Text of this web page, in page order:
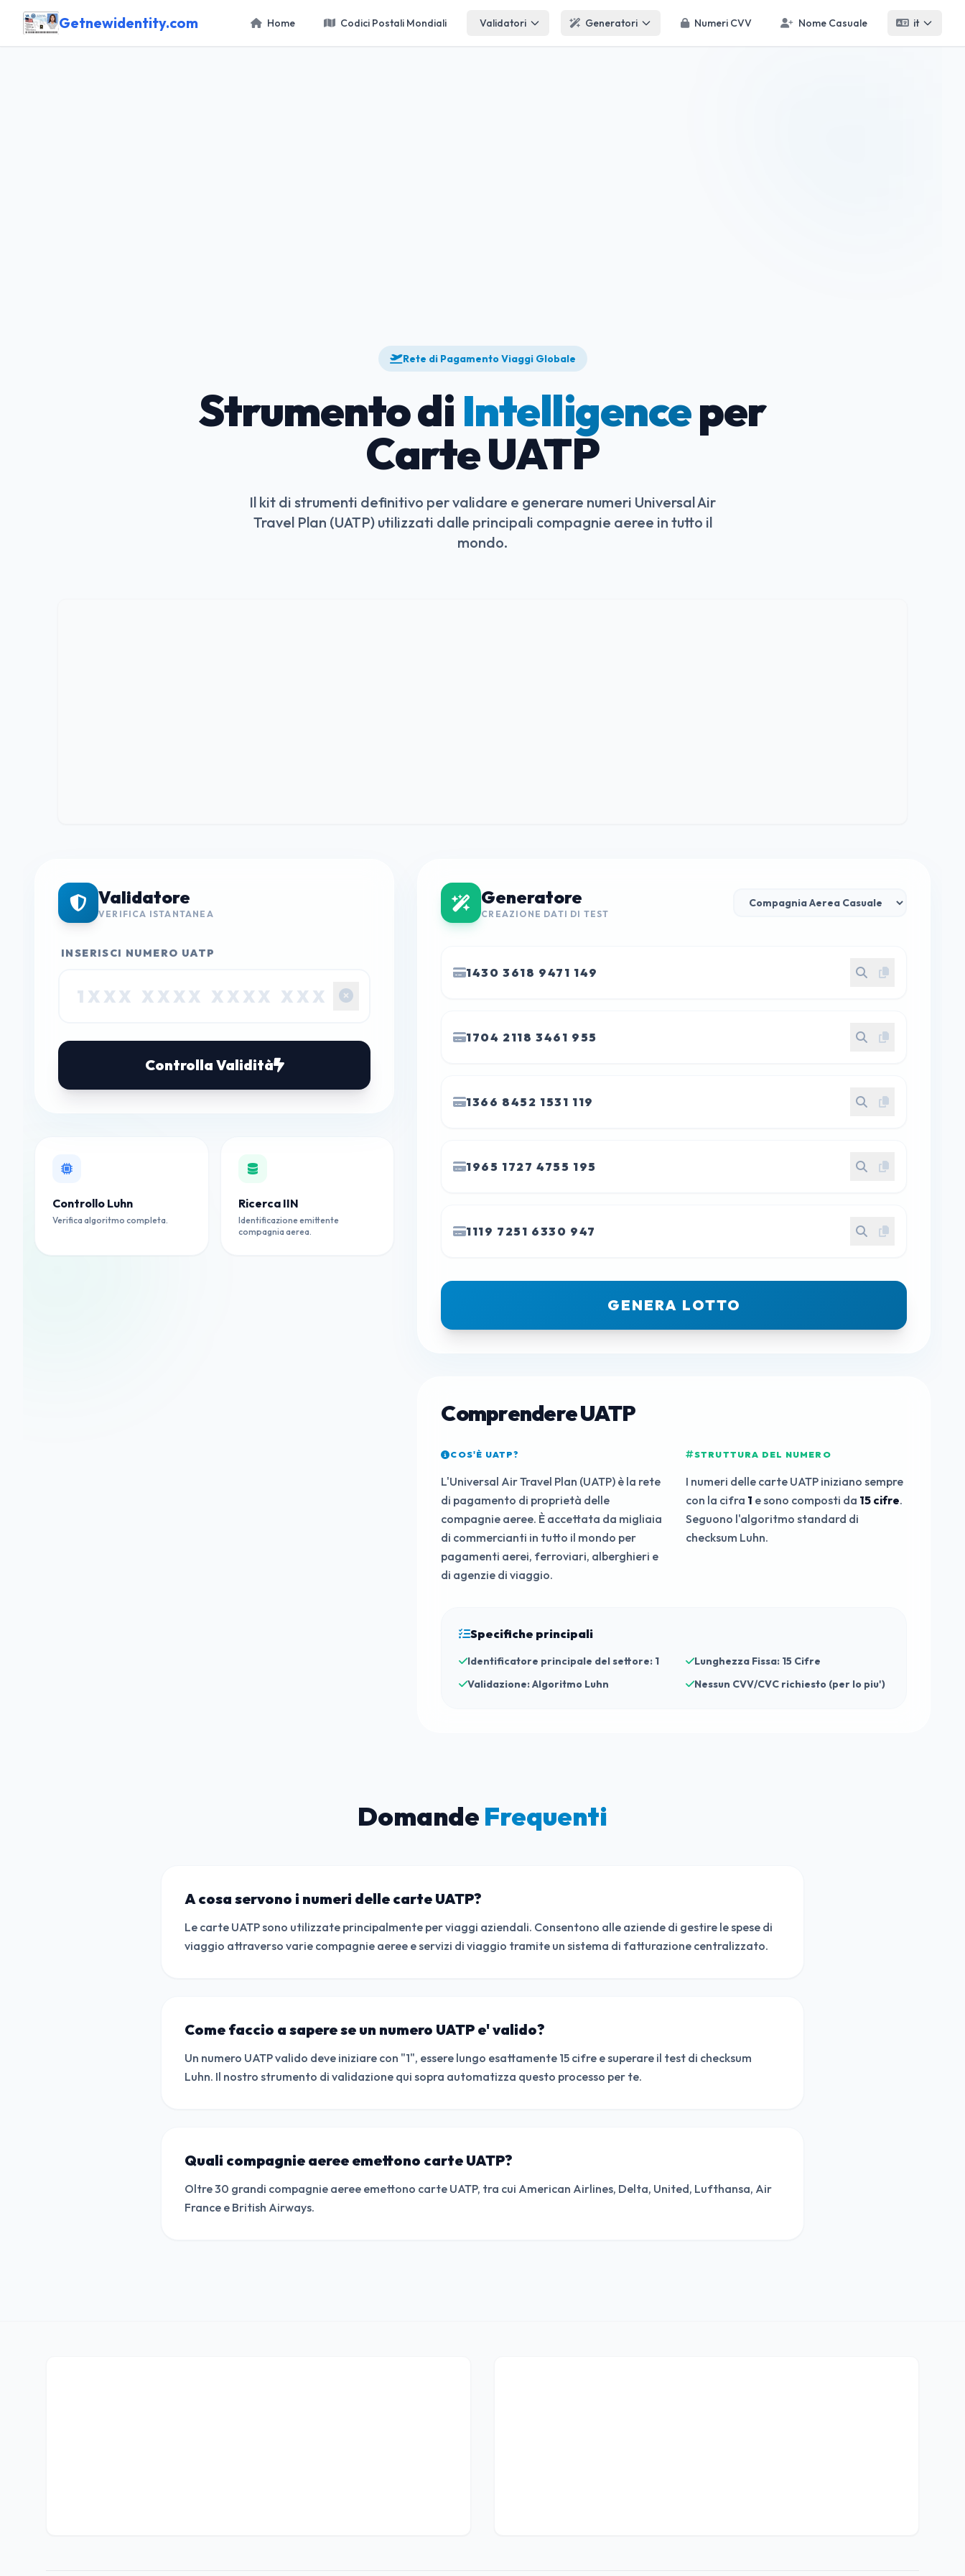
Getnewidentity.com Home Codici Postali Mondiali Validatori Generatori Numeri CVV Nome Casuale it
Rete di Pagamento Viaggi Globale
Strumento diIntelligenceper
Carte UATP
Il kit di strumenti definitivo per validare e generare numeri Universal Air
Travel Plan (UATP) utilizzati dalle principali compagnie aeree in tutto il
mondo.
Validatore
VERIFICA ISTANTANEA
INSERISCI NUMERO UATP
Controlla Validità
Controllo Luhn
Verifica algoritmo completa.
Ricerca IIN
Identificazione emittente
compagnia aerea.
Generatore
CREAZIONE DATI DI TEST
1430 3618 9471 149
1704 2118 3461 955
1366 8452 1531 119
1965 1727 4755 195
1119 7251 6330 947
GENERA LOTTO
Comprendere UATP
COS'È UATP?
L'Universal Air Travel Plan (UATP) è la rete
di pagamento di proprietà delle
compagnie aeree. È accettata da migliaia
di commercianti in tutto il mondo per
pagamenti aerei, ferroviari, alberghieri e
di agenzie di viaggio.
STRUTTURA DEL NUMERO
I numeri delle carte UATP iniziano sempre
con la cifra 1 e sono composti da 15 cifre.
Seguono l'algoritmo standard di
checksum Luhn.
Specifiche principali
Identificatore principale del settore: 1
Lunghezza Fissa: 15 Cifre
Validazione: Algoritmo Luhn
Nessun CVV/CVC richiesto (per lo piu')
Domande Frequenti
A cosa servono i numeri delle carte UATP?
Le carte UATP sono utilizzate principalmente per viaggi aziendali. Consentono alle aziende di gestire le spese di
viaggio attraverso varie compagnie aeree e servizi di viaggio tramite un sistema di fatturazione centralizzato.
Come faccio a sapere se un numero UATP e' valido?
Un numero UATP valido deve iniziare con "1", essere lungo esattamente 15 cifre e superare il test di checksum
Luhn. Il nostro strumento di validazione qui sopra automatizza questo processo per te.
Quali compagnie aeree emettono carte UATP?
Oltre 30 grandi compagnie aeree emettono carte UATP, tra cui American Airlines, Delta, United, Lufthansa, Air
France e British Airways.